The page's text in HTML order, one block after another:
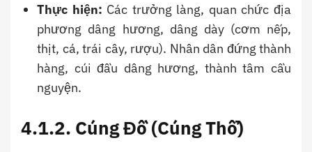
Thực hiện: Các trưởng làng, quan chức địa
phương dâng hương, dâng dày (cơm nếp,
thịt, cá, trái cây, rượu). Nhân dân đứng thành
hàng, cúi đầu dâng hương, thành tâm cầu
nguyện.
4.1.2. Cúng Đồ (Cúng Thổ)